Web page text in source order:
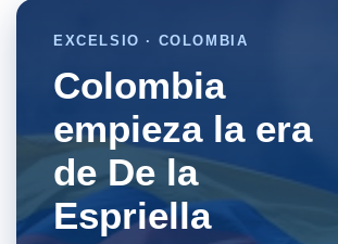
EXCELSIO · COLOMBIA
Colombia
empieza la era
de De la
Espriella